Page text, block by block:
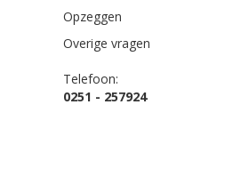
Opzeggen
Overige vragen
Telefoon:
0251 - 257924